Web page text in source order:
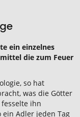
ein einzelnes
die zum Feuer
so hat
was die Götter
ihn
Adler jeden Tag